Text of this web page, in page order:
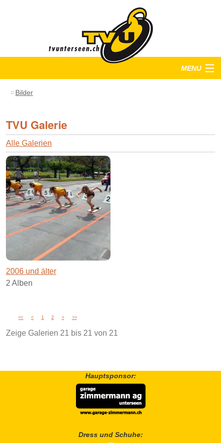
MENU
Anlässe
Verein
Bilder
Bilder
TVU Galerie
Alle Galerien
2006 und älter
2 Alben
<< < 1 2 > >>
Zeige Galerien 21 bis 21 von 21
Hauptsponsor:
Dress und Schuhe: